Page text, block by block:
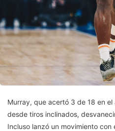
Murray, que acertó 3 de 18 en
desde tiros inclinados,
Incluso lanzó un movimiento